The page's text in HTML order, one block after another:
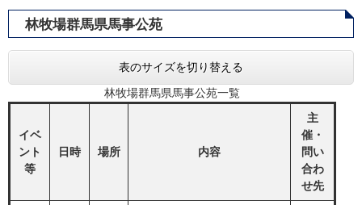
林牧場群馬県馬事公苑​​​
表のサイズを切り替える
林牧場群馬県馬事公苑一覧
イベ
ント
等
日時 場所 内容
主
催・
問い
合わ
せ先